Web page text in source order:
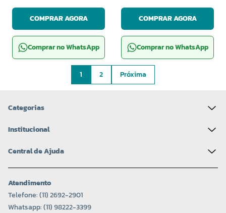
COMPRAR AGORA
Comprar no WhatsApp
COMPRAR AGORA
Comprar no WhatsApp
1 2 Próxima
Categorias
Institucional
Central de Ajuda
Atendimento
Telefone: (11) 2692-2901
Whatsapp: (11) 98222-3399